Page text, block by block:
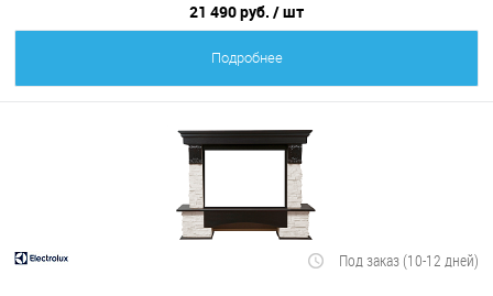
21 490 руб. / шт
Подробнее
Под заказ (10-12 дней)